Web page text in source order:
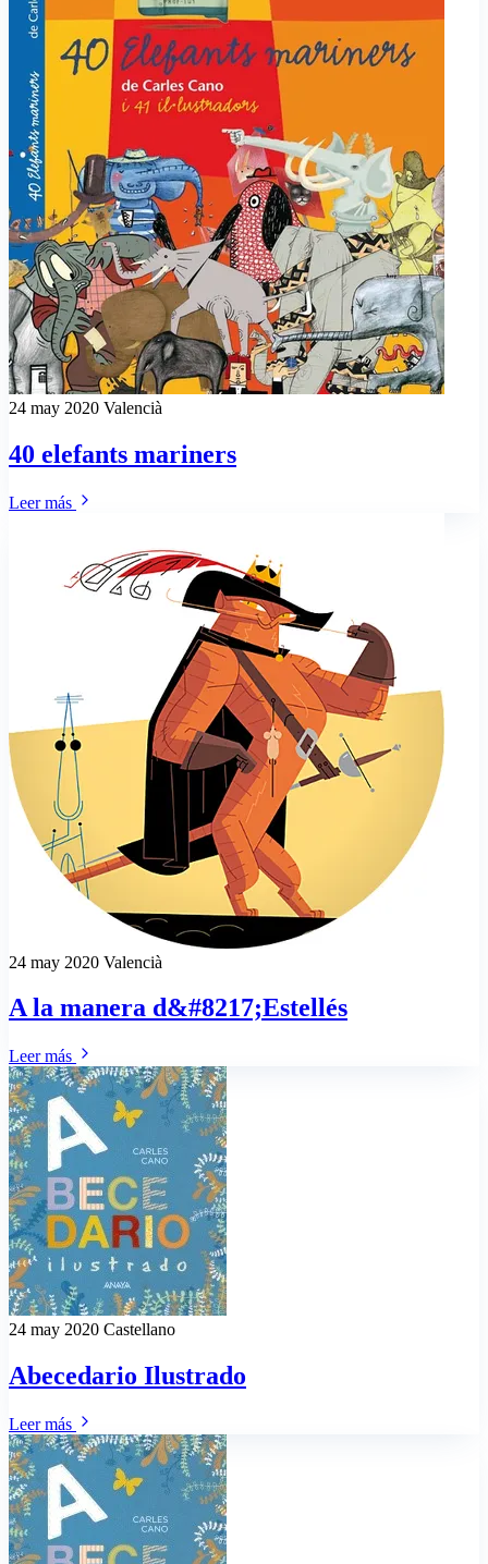
24 may 2020 Valencià
40 elefants mariners
Leer más
24 may 2020 Valencià
A la manera d&#8217;Estellés
Leer más
24 may 2020 Castellano
Abecedario Ilustrado
Leer más